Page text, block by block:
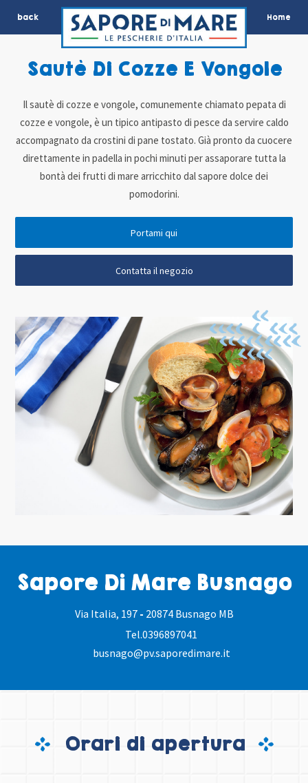
back Home
Sapore Di Mare Busnago
Via Italia, 197 - 20874 Busnago MB
Tel.0396897041
busnago@pv.saporedimare.it
Sautè Di Cozze E Vongole
Il sautè di cozze e vongole, comunemente chiamato pepata di
cozze e vongole, è un tipico antipasto di pesce da servire caldo
accompagnato da crostini di pane tostato. Già pronto da cuocere
direttamente in padella in pochi minuti per assaporare tutta la
bontà dei frutti di mare arricchito dal sapore dolce dei
pomodorini.
Portami qui
Contatta il negozio
Orari di apertura